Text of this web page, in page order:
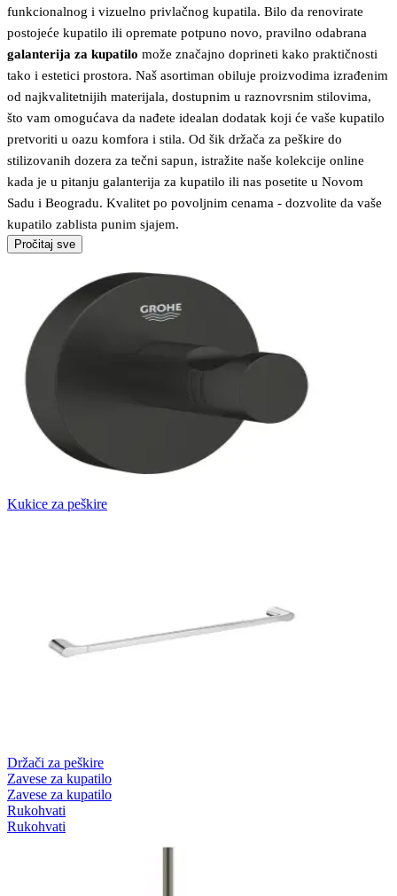
funkcionalnog i vizuelno privlačnog kupatila. Bilo da renovirate
postojeće kupatilo ili opremate potpuno novo, pravilno odabrana
galanterija za kupatilo može značajno doprineti kako praktičnosti
tako i estetici prostora. Naš asortiman obiluje proizvodima izrađenim
od najkvalitetnijih materijala, dostupnim u raznovrsnim stilovima,
što vam omogućava da nađete idealan dodatak koji će vaše kupatilo
pretvoriti u oazu komfora i stila. Od šik držača za peškire do
stilizovanih dozera za tečni sapun, istražite naše kolekcije online
kada je u pitanju galanterija za kupatilo ili nas posetite u Novom
Sadu i Beogradu. Kvalitet po povoljnim cenama - dozvolite da vaše
kupatilo zablista punim sjajem.
Pročitaj sve
Kukice za peškire
Držači za peškire
Zavese za kupatilo
Zavese za kupatilo
Rukohvati
Rukohvati